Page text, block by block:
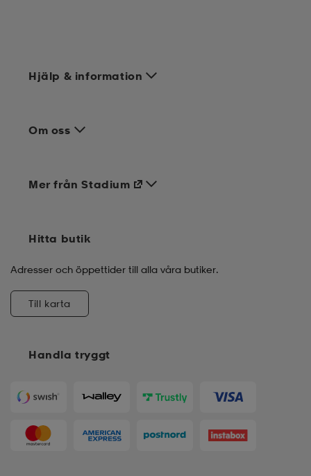
Hjälp & information
Om oss
Handla tryggt
Mer från Stadium
Hitta butik
Adresser och öppettider till alla våra butiker.
Till karta